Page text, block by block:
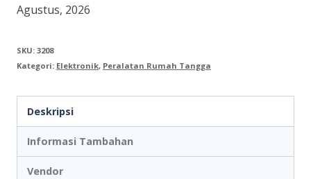
Smart
TV
24
inch
PLD
24MV1859
Agustus, 2026
SKU: 3208
Kategori: Elektronik, Peralatan Rumah Tangga
Deskripsi
Informasi Tambahan
Vendor